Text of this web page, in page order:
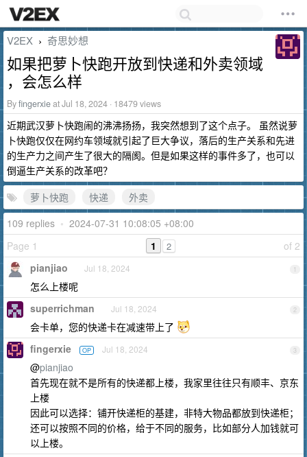
V2EX › 奇思妙想
如果把萝卜快跑开放到快递和外卖领域
，会怎么样
Byfingerxieat Jul 18, 2024 · 18479 views
近期武汉萝卜快跑闹的沸沸扬扬，我突然想到了这个点子。 虽然说萝
卜快跑仅仅在网约车领域就引起了巨大争议，落后的生产关系和先进
的生产力之间产生了很大的隔阂。但是如果这样的事件多了，也可以
倒逼生产关系的改革吧？
萝卜快跑
快递
外卖
109 replies • 2024-07-31 10:08:05 +08:00
Page 1
of 2
1 2
1
pianjiao Jul 18, 2024
怎么上楼呢
2
superrichman Jul 18, 2024
会卡单，您的快递卡在减速带上了
3
fingerxie OP Jul 18, 2024
@pianjiao
首先现在就不是所有的快递都上楼，我家里往往只有顺丰、京东
上楼
因此可以选择：铺开快递柜的基建，非特大物品都放到快递柜；
还可以按照不同的价格，给于不同的服务，比如部分人加钱就可
以上楼。